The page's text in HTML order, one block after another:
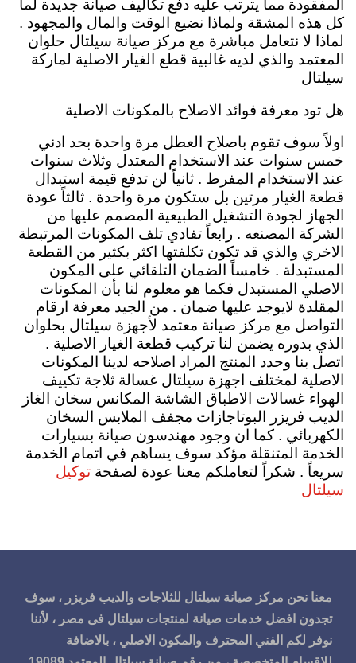
المفقودة مما يترتب عليه دفع تكاليف صيانة جديدة لما
كل هذه المشقة ولماذا نضيع الوقت والمال والمجهود .
لماذا لا نتعامل مباشرة مع مركز صيانة سيلتال حلوان
المعتمد والذي لديه غالبية قطع الغيار الاصلية لماركة
سيلتال
هل تود معرفة فوائد الاصلاح بالمكونات الاصلية
اولاً سوف تقوم باصلاح العطل مرة واحدة بحد ادني
خمس سنوات عند الاستخدام المعتدل وثلاث سنوات
عند الاستخدام المفرط . ثانياً لن تدفع قيمة استبدال
قطعة الغيار مرتين بل ستكون مرة واحدة . ثالثاً عودة
الجهاز لجودة التشغيل الطبيعية المصمم عليها من
الشركة المصنعه . رابعاً تفادي تلف المكونات المرتبطة
الاخري والذي قد تكون تكلفتها اكثر بكثير من القطعة
المستبدلة . خامساً الضمان التلقائي على المكون
الاصلي المستبدل فكما هو معلوم لنا بأن المكونات
المقلدة لايوجد عليها ضمان . من الجيد معرفة ارقام
التواصل مع مركز صيانة معتمد لأجهزة سيلتال بحلوان
الذي بدوره يضمن لنا تركيب قطعة الغيار الاصلية .
اتصل بنا وحدد المنتج المراد اصلاحه لدينا المكونات
الاصلية لمختلف اجهزة سيلتال غسالة ثلاجة تكييف
الهواء غسالات الاطباق الشاشة المكانس سخان الغاز
الديب فريزر البوتاجازات مجفف الملابس السخان
الكهربائي . كما ان وجود مهندسون صيانة بسيارات
الخدمة المتنقلة مؤكد سوف يساهم في اتمام الخدمة
سريعاً . شكراً لتعاملكم معنا عودة لصفحة توكيل
سيلتال
معنا نحن مركز صيانة سيلتال للثلاجات والديب فريزر ، سوف
تجدون افضل خدمات صيانة لمنتجات سيلتال فى مصر ، لأننا
نوفر لكم الفني المحترف والمكون الاصلي ، بالاضافة